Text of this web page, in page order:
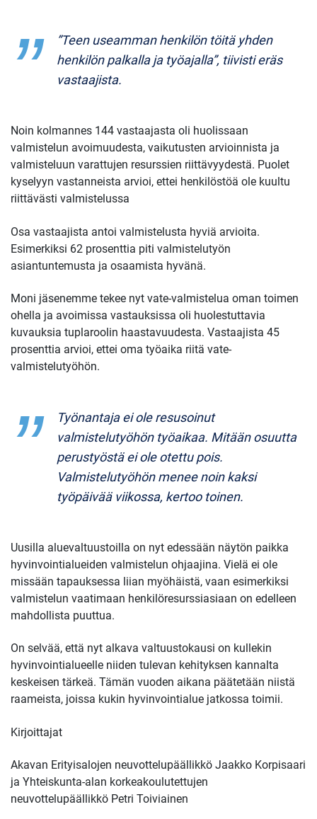
”Teen useamman henkilön töitä yhden
henkilön palkalla ja työajalla”, tiivisti eräs
vastaajista.
Noin kolmannes 144 vastaajasta oli huolissaan
valmistelun avoimuudesta, vaikutusten arvioinnista ja
valmisteluun varattujen resurssien riittävyydestä. Puolet
kyselyyn vastanneista arvioi, ettei henkilöstöä ole kuultu
riittävästi valmistelussa
Osa vastaajista antoi valmistelusta hyviä arvioita.
Esimerkiksi 62 prosenttia piti valmistelutyön
asiantuntemusta ja osaamista hyvänä.
Moni jäsenemme tekee nyt vate-valmistelua oman toimen
ohella ja avoimissa vastauksissa oli huolestuttavia
kuvauksia tuplaroolin haastavuudesta. Vastaajista 45
prosenttia arvioi, ettei oma työaika riitä vate-
valmistelutyöhön.
Työnantaja ei ole resusoinut
valmistelutyöhön työaikaa. Mitään osuutta
perustyöstä ei ole otettu pois.
Valmistelutyöhön menee noin kaksi
työpäivää viikossa, kertoo toinen.
Uusilla aluevaltuustoilla on nyt edessään näytön paikka
hyvinvointialueiden valmistelun ohjaajina. Vielä ei ole
missään tapauksessa liian myöhäistä, vaan esimerkiksi
valmistelun vaatimaan henkilöresurssiasiaan on edelleen
mahdollista puuttua.
On selvää, että nyt alkava valtuustokausi on kullekin
hyvinvointialueelle niiden tulevan kehityksen kannalta
keskeisen tärkeä. Tämän vuoden aikana päätetään niistä
raameista, joissa kukin hyvinvointialue jatkossa toimii.
Kirjoittajat
Akavan Erityisalojen neuvottelupäällikkö Jaakko Korpisaari
ja Yhteiskunta-alan korkeakoulutettujen
neuvottelupäällikkö Petri Toiviainen